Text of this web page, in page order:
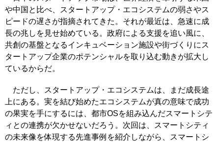
や中国と比べ、スタートアップ・エコシステムの弱さやス
ピードの遅さが指摘されてきた。それが最近は、急速に成
長の兆しを見せ始めている。政府による支援を追い風に、
共創の基盤となるインキュベーション施設や街づくりにス
タートアップ企業のポテンシャルを取り込む動きが拡大し
ているからだ。
ただし、スタートアップ・エコシステムは、まだ成長途
上にある。実を結び始めたエコシステムが真の意味で成功
の果実を手にするには、都市OSを組み込んだスマートシテ
ィとの連携が欠かせないだろう。次回は、スマートシティ
の未来像を体現する先進事例を紹介しながら、スマートシ